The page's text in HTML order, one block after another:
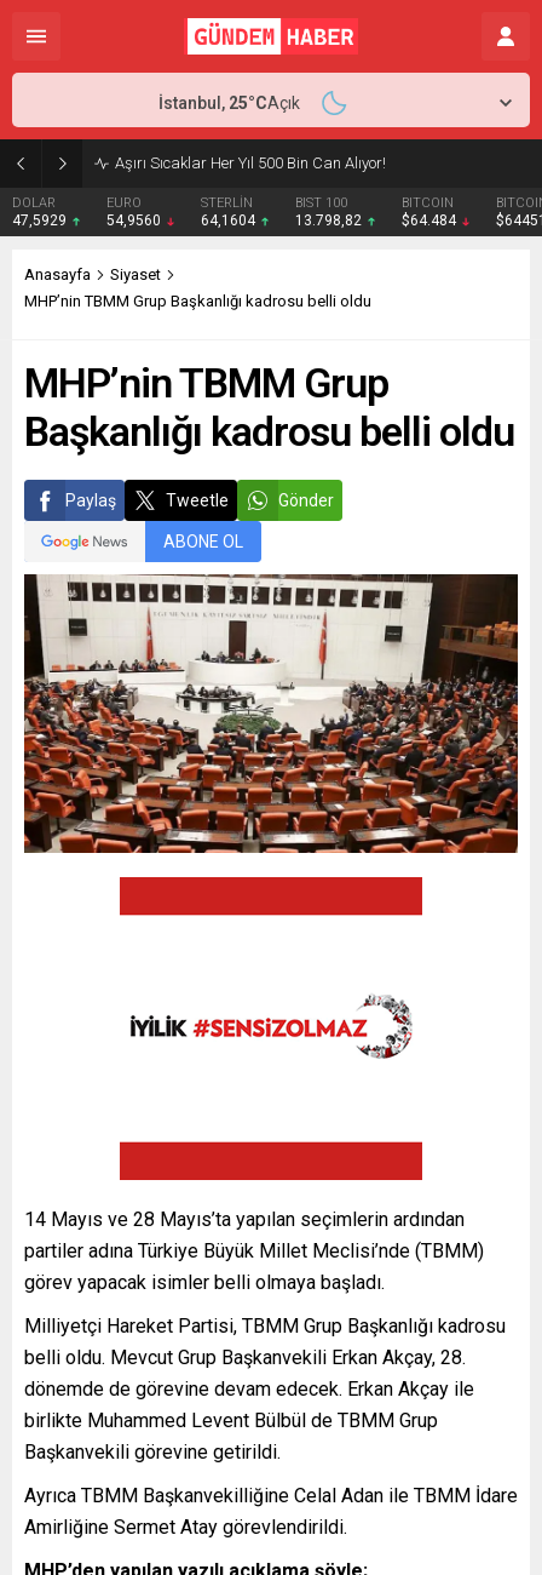
Aşırı Sıcaklar Her Yıl 500 Bin Can Alıyor!
DOLAR
47,5929
EURO
54,9560
STERLİN
64,1604
BIST 100
13.798,82
BITCOIN
$64.484
İstanbul, 25°CAçık
Anasayfa
Siyaset
MHP’nin TBMM Grup Başkanlığı kadrosu belli oldu
MHP’nin TBMM Grup
Başkanlığı kadrosu belli oldu
Paylaş Tweetle Gönder
ABONE OL
14 Mayıs ve 28 Mayıs’ta yapılan seçimlerin ardından
partiler adına Türkiye Büyük Millet Meclisi’nde (TBMM)
görev yapacak isimler belli olmaya başladı.
Milliyetçi Hareket Partisi, TBMM Grup Başkanlığı kadrosu
belli oldu. Mevcut Grup Başkanvekili Erkan Akçay, 28.
dönemde de görevine devam edecek. Erkan Akçay ile
birlikte Muhammed Levent Bülbül de TBMM Grup
Başkanvekili görevine getirildi.
Ayrıca TBMM Başkanvekilliğine Celal Adan ile TBMM İdare
Amirliğine Sermet Atay görevlendirildi.
MHP’den yapılan yazılı açıklama şöyle;